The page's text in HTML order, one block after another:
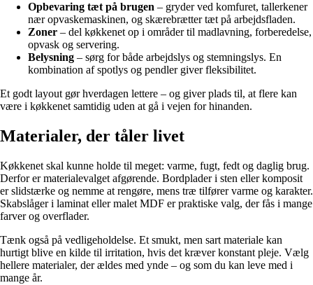
Opbevaring tæt på brugen – gryder ved komfuret, tallerkener
nær opvaskemaskinen, og skærebrætter tæt på arbejdsfladen.
Zoner – del køkkenet op i områder til madlavning, forberedelse,
opvask og servering.
Belysning – sørg for både arbejdslys og stemningslys. En
kombination af spotlys og pendler giver fleksibilitet.
Et godt layout gør hverdagen lettere – og giver plads til, at flere kan
være i køkkenet samtidig uden at gå i vejen for hinanden.
Materialer, der tåler livet
Køkkenet skal kunne holde til meget: varme, fugt, fedt og daglig brug.
Derfor er materialevalget afgørende. Bordplader i sten eller komposit
er slidstærke og nemme at rengøre, mens træ tilfører varme og karakter.
Skabslåger i laminat eller malet MDF er praktiske valg, der fås i mange
farver og overflader.
Tænk også på vedligeholdelse. Et smukt, men sart materiale kan
hurtigt blive en kilde til irritation, hvis det kræver konstant pleje. Vælg
hellere materialer, der ældes med ynde – og som du kan leve med i
mange år.